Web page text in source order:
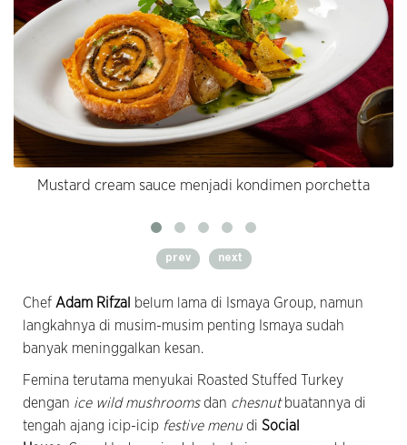
Mustard cream sauce menjadi kondimen porchetta
prev next
Chef Adam Rifzal
belum lama di Ismaya Group, namun
langkahnya di musim-musim penting Ismaya sudah
banyak meninggalkan kesan.
Femina terutama menyukai Roasted Stuffed Turkey
dengan ice wild mushroomsdan chesnutbuatannya di
tengah ajang icip-icip festive menudi Social